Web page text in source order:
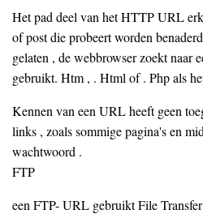
Het pad deel van het HTTP URL
of post die probeert worden
gelaten , de webbrowser zoekt naar
gebruikt. Htm , . Html of . Php als
Kennen van een URL heeft geen
links , zoals sommige pagina's en
wachtwoord .
FTP
een FTP- URL gebruikt File